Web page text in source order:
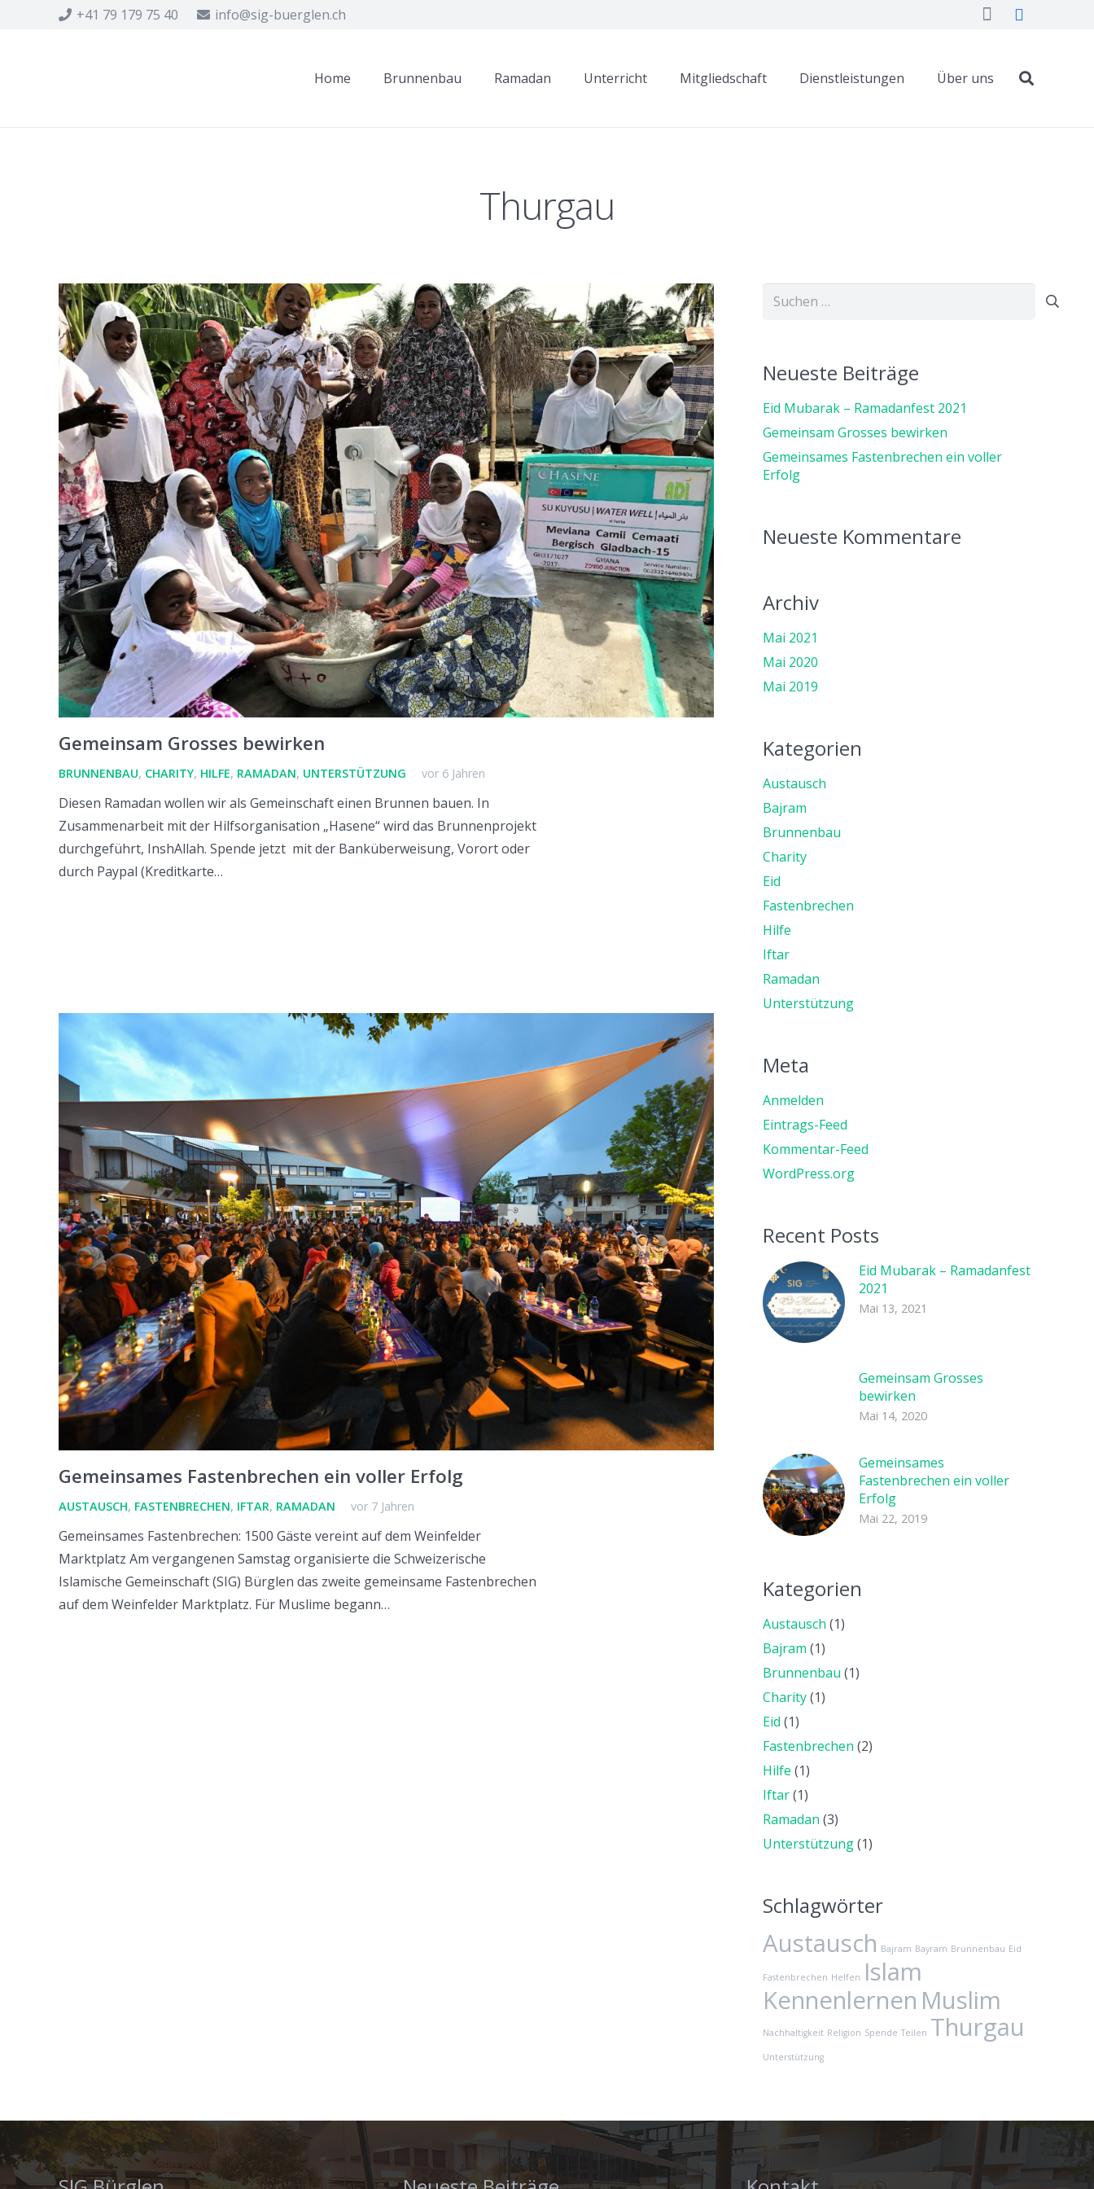
+41 79 179 75 40 info@sig-buerglen.ch
Home Brunnenbau Ramadan Unterricht Mitgliedschaft Dienstleistungen Über uns
Thurgau
Gemeinsam Grosses bewirken
BRUNNENBAU, CHARITY, HILFE, RAMADAN, UNTERSTÜTZUNG vor 6 Jahren
Diesen Ramadan wollen wir als Gemeinschaft einen Brunnen bauen. In
Zusammenarbeit mit der Hilfsorganisation „Hasene“ wird das Brunnenprojekt
durchgeführt, InshAllah. Spende jetzt mit der Banküberweisung, Vorort oder
durch Paypal (Kreditkarte…
Gemeinsames Fastenbrechen ein voller Erfolg
AUSTAUSCH, FASTENBRECHEN, IFTAR, RAMADAN vor 7 Jahren
Gemeinsames Fastenbrechen: 1500 Gäste vereint auf dem Weinfelder
Marktplatz Am vergangenen Samstag organisierte die Schweizerische
Islamische Gemeinschaft (SIG) Bürglen das zweite gemeinsame Fastenbrechen
auf dem Weinfelder Marktplatz. Für Muslime begann…
Suchen
Neueste Beiträge
Eid Mubarak – Ramadanfest 2021
Gemeinsam Grosses bewirken
Gemeinsames Fastenbrechen ein voller
Erfolg
Neueste Kommentare
Archiv
Mai 2021
Mai 2020
Mai 2019
Kategorien
Austausch
Bajram
Brunnenbau
Charity
Eid
Fastenbrechen
Hilfe
Iftar
Ramadan
Unterstützung
Meta
Anmelden
Eintrags-Feed
Kommentar-Feed
WordPress.org
Recent Posts
Eid Mubarak – Ramadanfest
2021
Mai 13, 2021
Gemeinsam Grosses
bewirken
Mai 14, 2020
Gemeinsames
Fastenbrechen ein voller
Erfolg
Mai 22, 2019
Kategorien
Austausch (1)
Bajram (1)
Brunnenbau (1)
Charity(1)
Eid (1)
Fastenbrechen (2)
Hilfe (1)
Iftar(1)
Ramadan (3)
Unterstützung(1)
Schlagwörter
Austausch Bajram Bayram Brunnenbau Eid
Fastenbrechen Helfen Islam
Kennenlernen Muslim
Nachhaltigkeit Religion Spende Teilen Thurgau
Unterstützung